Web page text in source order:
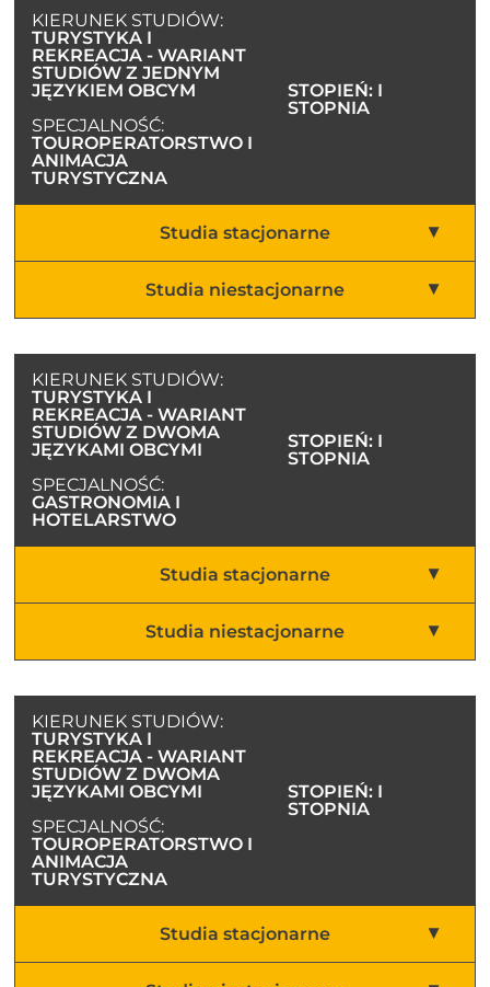
KIERUNEK STUDIÓW:
TURYSTYKA I
REKREACJA - WARIANT
STUDIÓW Z JEDNYM
JĘZYKIEM OBCYM
SPECJALNOŚĆ:
TOUROPERATORSTWO I
ANIMACJA
TURYSTYCZNA
STOPIEŃ: I
STOPNIA
Studia stacjonarne
Studia niestacjonarne
KIERUNEK STUDIÓW:
TURYSTYKA I
REKREACJA - WARIANT
STUDIÓW Z DWOMA
JĘZYKAMI OBCYMI
SPECJALNOŚĆ:
GASTRONOMIA I
HOTELARSTWO
STOPIEŃ: I
STOPNIA
Studia stacjonarne
Studia niestacjonarne
KIERUNEK STUDIÓW:
TURYSTYKA I
REKREACJA - WARIANT
STUDIÓW Z DWOMA
JĘZYKAMI OBCYMI
SPECJALNOŚĆ:
TOUROPERATORSTWO I
ANIMACJA
TURYSTYCZNA
STOPIEŃ: I
STOPNIA
Studia stacjonarne